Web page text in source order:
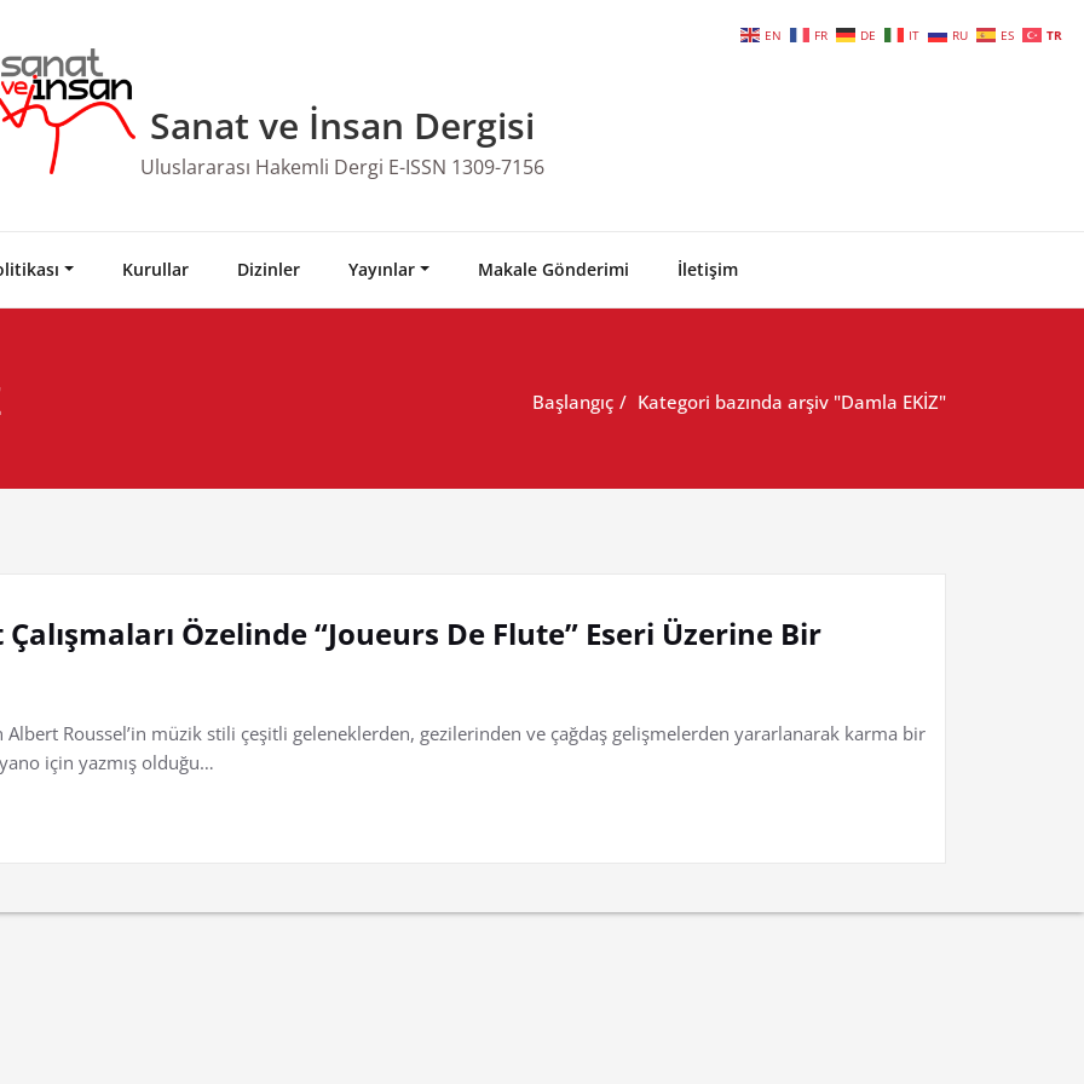
Sanat ve İnsan Dergisi
Uluslararası Hakemli Dergi E-ISSN 1309-7156
Kurullar Dizinler Yayınlar Makale Gönderimi İletişim
Başlangıç Kategori bazında arşiv "Damla EKİZ"
Özelinde “Joueurs De Flute” Eseri Üzerine Bir
Albert Roussel’in müzik stili çeşitli geleneklerden, gezilerinden ve çağdaş gelişmelerden yararlanarak karma bir
için yazmış olduğu…
EN FR DE IT RU ES TR